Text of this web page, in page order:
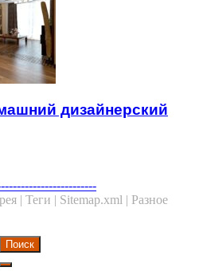
дизайнерский
| Теги | Sitemap.xml | Разное